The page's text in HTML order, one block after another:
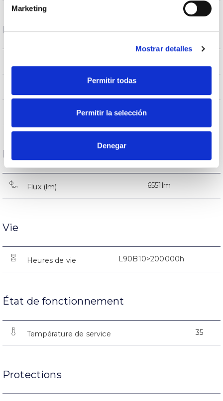
Marketing
Mostrar detalles
Permitir todas
Permitir la selección
Denegar
Logement et finition
Performance
Flux (lm) 6551lm
Vie
Heures de vie L90B10>200000h
État de fonctionnement
Température de service 35
Protections